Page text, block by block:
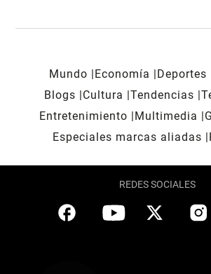
Mundo Economía Deportes
Blogs
Cultura Tendencias
Entretenimiento
Multimedia
Especiales marcas aliadas
REDES SOCIALES